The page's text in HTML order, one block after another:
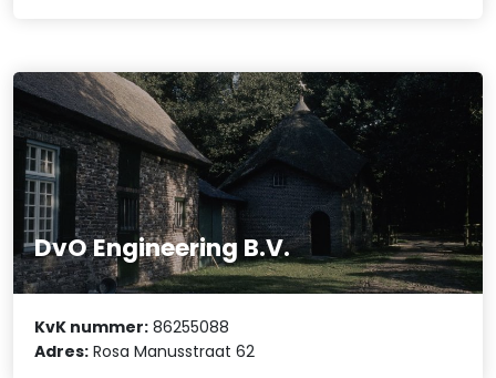
DvO Engineering B.V.
KvK nummer: 86255088
Adres: Rosa Manusstraat 62